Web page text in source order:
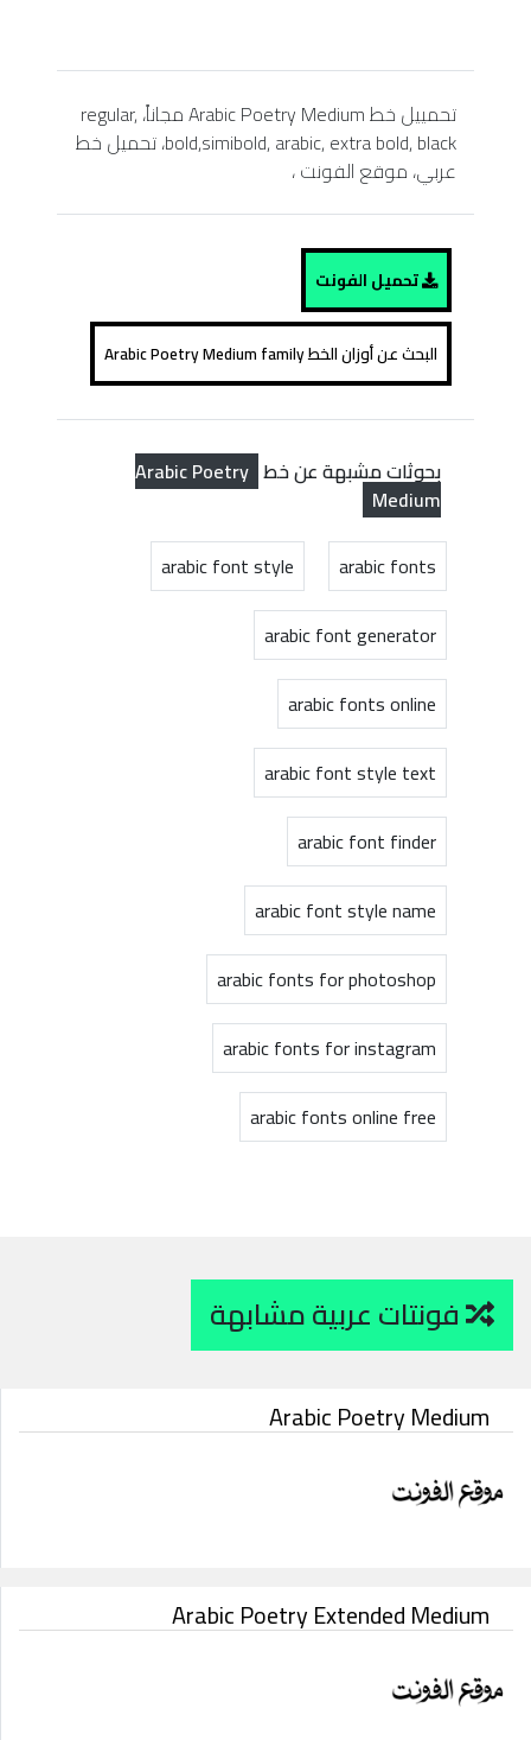
تحمييل خط Arabic Poetry Medium مجاناً، regular,
bold,simibold, arabic, extra bold, black، تحميل خط
عربي، موقع الفونت ،
تحميل الفونت
البحث عن أوزان الخط Arabic Poetry Medium family
بحوثات مشبهة عن خط Arabic Poetry
Medium
arabic fonts
arabic font style
arabic font generator
arabic fonts online
arabic font style text
arabic font finder
arabic font style name
arabic fonts for photoshop
arabic fonts for instagram
arabic fonts online free
Arabic Poetry Medium
Arabic Poetry Extended Medium